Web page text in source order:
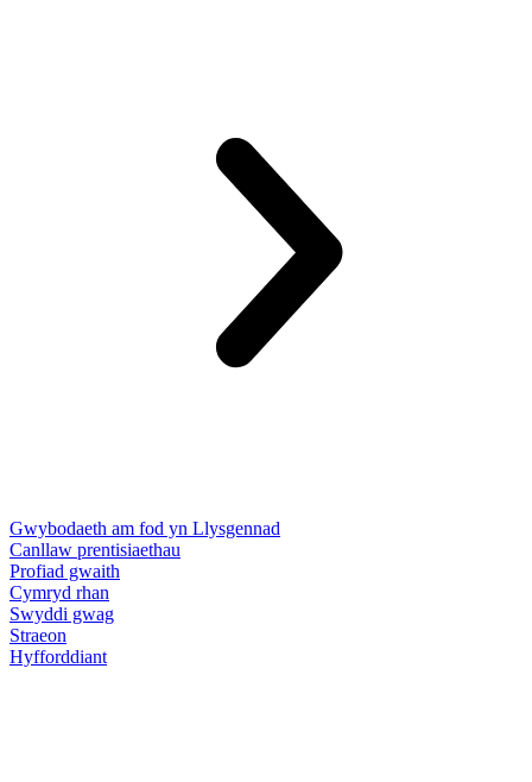
Gwybodaeth am fod yn Llysgennad
Canllaw prentisiaethau
Profiad gwaith
Cymryd rhan
Swyddi gwag
Straeon
Hyfforddiant